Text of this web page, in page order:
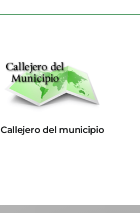
Callejero del municipio